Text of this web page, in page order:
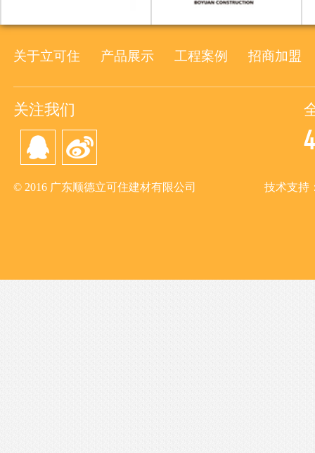
关于立可住 产品展示 工程案例 招商加盟
关注我们
© 2016 广东顺德立可住建材有限公司 技术支持